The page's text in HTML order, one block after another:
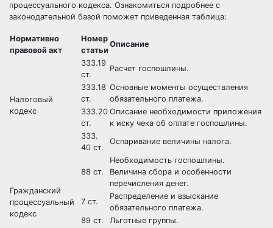
процессуального кодекса. Ознакомиться подробнее с
законодательной базой поможет приведенная таблица:
Нормативно
правовой акт
Номер
статьи
Описание
Налоговый
кодекс
333.19
ст.
Расчет госпошлины.
333.18
ст.
Основные моменты осуществления
обязательного платежа.
333.20
ст.
Описание необходимости приложения
к иску чека об оплате госпошлины.
333.
40 ст.
Оспаривание величины налога.
Гражданский
процессуальный
кодекс
88 ст.
Необходимость госпошлины.
Величина сбора и особенности
перечисления денег.
7 ст.
Распределение и взыскание
обязательного платежа.
89 ст.
Льготные группы.